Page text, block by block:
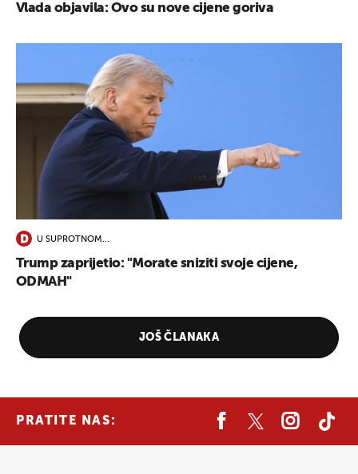
Vlada objavila: Ovo su nove cijene goriva
U SUPROTNOM...
Trump zaprijetio: "Morate sniziti svoje cijene,
ODMAH"
JOŠ ČLANAKA
PRATITE NAS: